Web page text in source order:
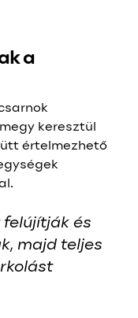
a
keresztül
értelmezhető
felújítják és
majd teljes